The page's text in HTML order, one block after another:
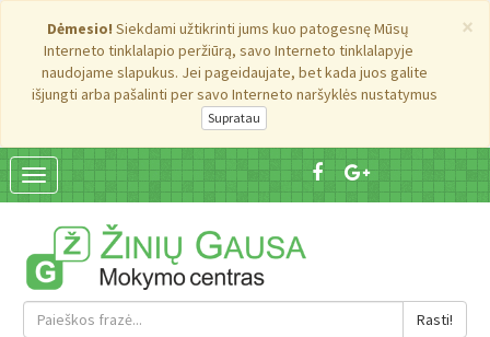
×
Dėmesio! Siekdami užtikrinti jums kuo patogesnę Mūsų
Interneto tinklalapio peržiūrą, savo Interneto tinklalapyje
naudojame slapukus. Jei pageidaujate, bet kada juos galite
išjungti arba pašalinti per savo Interneto naršyklės nustatymus
Suskleisti
navigaciją
Rasti!